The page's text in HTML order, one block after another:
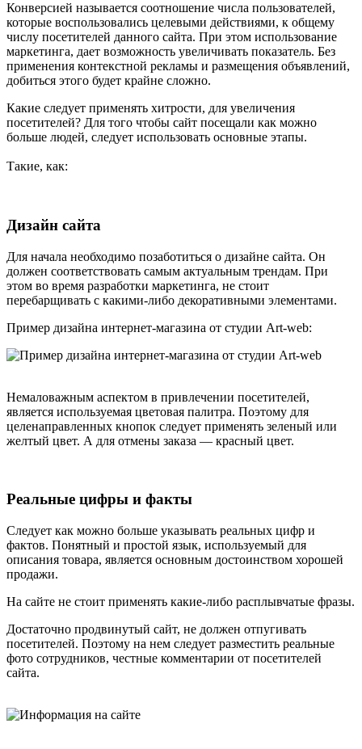
Конверсией называется соотношение числа пользователей,
которые воспользовались целевыми действиями, к общему
числу посетителей данного сайта. При этом использование
маркетинга, дает возможность увеличивать показатель. Без
применения контекстной рекламы и размещения объявлений,
добиться этого будет крайне сложно.
Какие следует применять хитрости, для увеличения
посетителей? Для того чтобы сайт посещали как можно
больше людей, следует использовать основные этапы.
Такие, как:
Дизайн сайта
Для начала необходимо позаботиться о дизайне сайта. Он
должен соответствовать самым актуальным трендам. При
этом во время разработки маркетинга, не стоит
перебарщивать с какими-либо декоративными элементами.
Пример дизайна интернет-магазина от студии Art-web:
Немаловажным аспектом в привлечении посетителей,
является используемая цветовая палитра. Поэтому для
целенаправленных кнопок следует применять зеленый или
желтый цвет. А для отмены заказа — красный цвет.
Реальные цифры и факты
Следует как можно больше указывать реальных цифр и
фактов. Понятный и простой язык, используемый для
описания товара, является основным достоинством хорошей
продажи.
На сайте не стоит применять какие-либо расплывчатые фразы.
Достаточно продвинутый сайт, не должен отпугивать
посетителей. Поэтому на нем следует разместить реальные
фото сотрудников, честные комментарии от посетителей
сайта.